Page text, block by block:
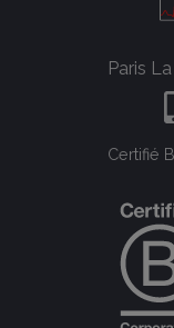
Paris
Certifié